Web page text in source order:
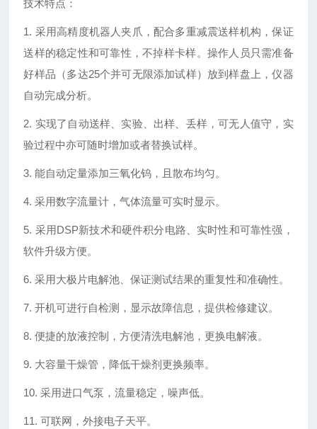
技术特点：
1. 采用高精度机器人夹爪，配合多重减震送样机构，保证
送样的稳定性和可靠性，不掉样卡样。操作人员只需准备
好样品（多达25个并可无限添加试样）放到样盘上，仪器
自动完成分析。
2. 实现了自动送样、实验、出样、丢样，可无人值守，实
验过程中亦可随时增加或者替换试样。
3. 能自动定量添加三氧化钨，且散布均匀。
4. 采用数字流量计，气体流量可实时显示。
5. 采用DSP新技术和硬件积分电路、实时性和可靠性强，
软件升级方便。
6. 采用大极片电解池、保证测试结果的重复性和准确性。
7. 开机可进行自检测，显示故障信息，提供检修建议。
8. 便捷的放液控制，方便清洗电解池，更换电解液。
9. 大容量干燥管，降低干燥剂更换频率。
10. 采用进口气泵，流量稳定，噪声低。
11. 可联网，外接电子天平。